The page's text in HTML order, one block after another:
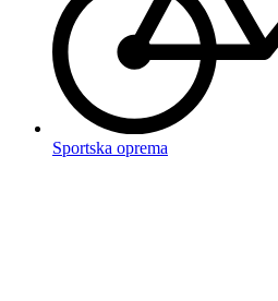
Sportska oprema